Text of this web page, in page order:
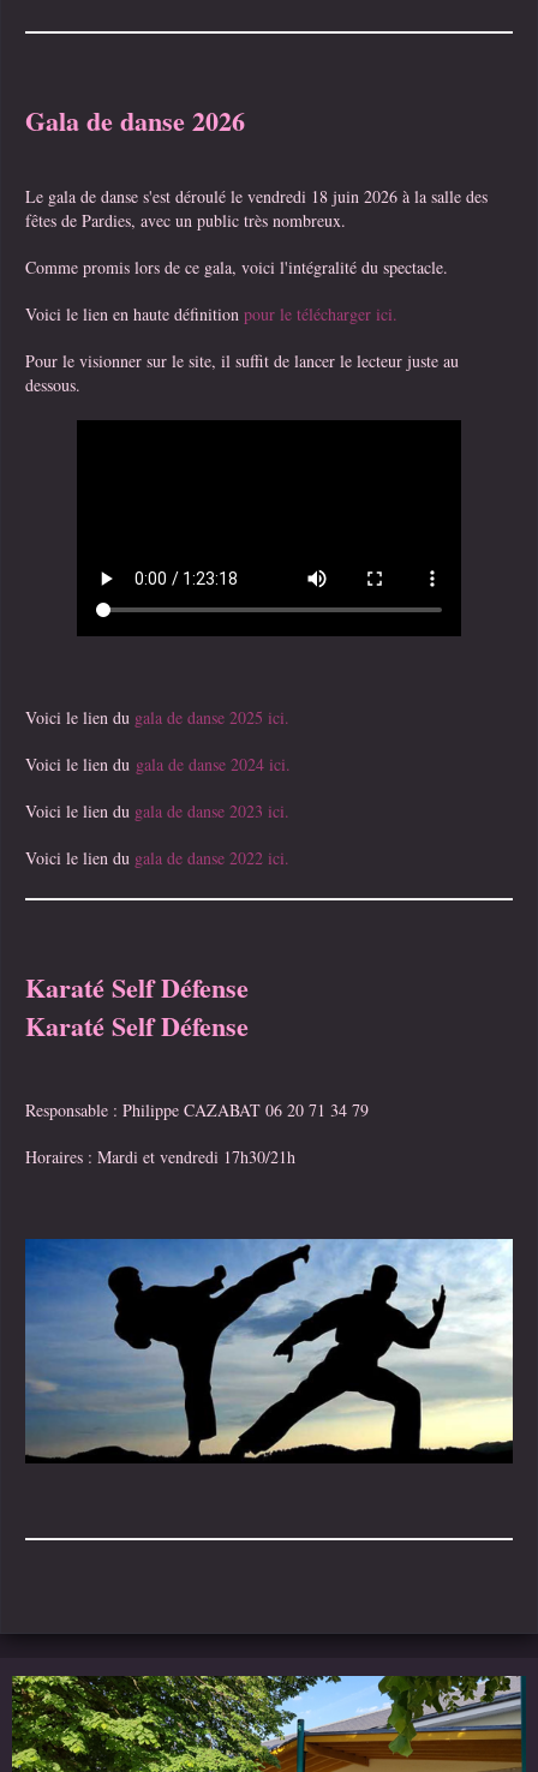
Gala de danse 2026
Le gala de danse s'est déroulé le vendredi 18 juin 2026 à la salle des
fêtes de Pardies, avec un public très nombreux.
Comme promis lors de ce gala, voici l'intégralité du spectacle.
Voici le lien en haute définition pour le télécharger ici.
Pour le visionner sur le site, il suffit de lancer le lecteur juste au
dessous.
Voici le lien du gala de danse 2025 ici.
Voici le lien du gala de danse 2024 ici.
Voici le lien du gala de danse 2023 ici.
Voici le lien du gala de danse 2022 ici.
Karaté Self Défense
Karaté Self Défense
Responsable : Philippe CAZABAT 06 20 71 34 79
Horaires : Mardi et vendredi 17h30/21h